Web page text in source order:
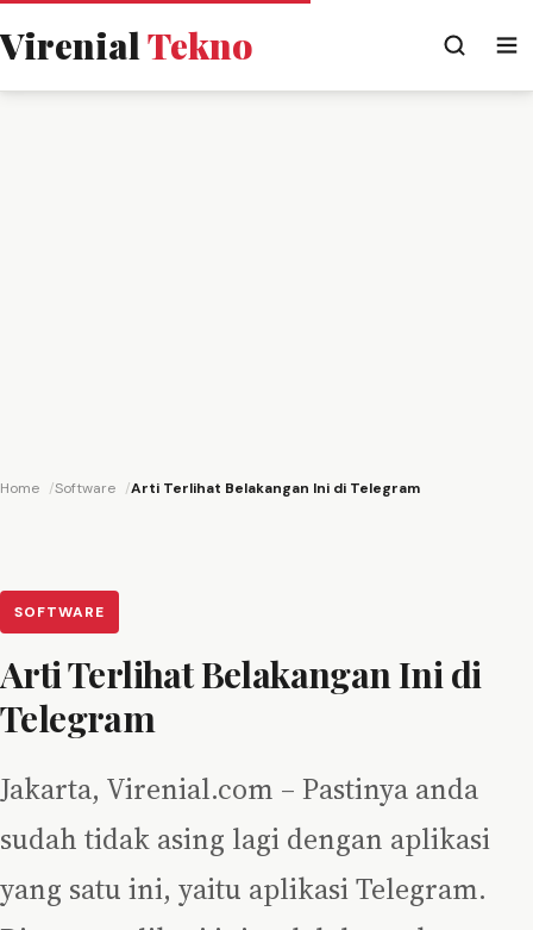
VirenialTekno
Home Software Arti Terlihat Belakangan Ini di Telegram
SOFTWARE
Arti Terlihat Belakangan Ini di
Telegram
Jakarta, Virenial.com – Pastinya anda
sudah tidak asing lagi dengan aplikasi
yang satu ini, yaitu aplikasi Telegram.